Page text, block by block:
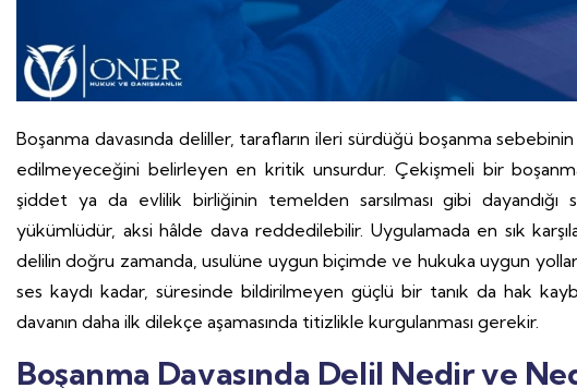
Boşanma davasında deliller, tarafların ileri sürdüğü boşanma
edilmeyeceğini belirleyen en kritik unsurdur. Çekişmeli bir
şiddet ya da evlilik birliğinin temelden sarsılması gibi
yükümlüdür, aksi hâlde dava reddedilebilir. Uygulamada en sık
delilin doğru zamanda, usulüne uygun biçimde ve hukuka uygun
ses kaydı kadar, süresinde bildirilmeyen güçlü bir tanık da hak
davanın daha ilk dilekçe aşamasında titizlikle kurgulanması gerekir.
Boşanma Davasında Delil Nedir ve